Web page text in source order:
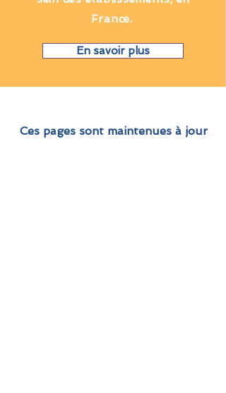
France.
En savoir plus
Ces pages sont maintenues à jour